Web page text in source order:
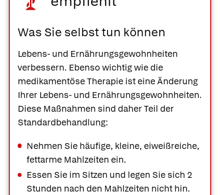
Was Sie selbst tun können
Lebens- und Ernährungsgewohnheiten
verbessern. Ebenso wichtig wie die
medikamentöse Therapie ist eine Änderung
Ihrer Lebens- und Ernährungsgewohnheiten.
Diese Maßnahmen sind daher Teil der
Standardbehandlung:
Nehmen Sie häufige, kleine, eiweißreiche,
fettarme Mahlzeiten ein.
Essen Sie im Sitzen und legen Sie sich 2
Stunden nach den Mahlzeiten nicht hin.